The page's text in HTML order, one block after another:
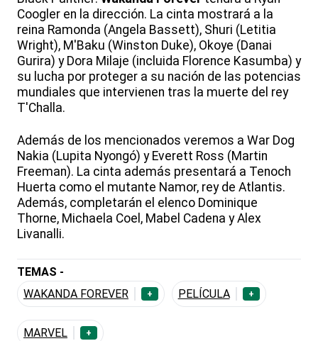
Coogler en la dirección. La cinta mostrará a la
reina Ramonda (Angela Bassett), Shuri (Letitia
Wright), M'Baku (Winston Duke), Okoye (Danai
Gurira) y Dora Milaje (incluida Florence Kasumba) y
su lucha por proteger a su nación de las potencias
mundiales que intervienen tras la muerte del rey
T'Challa.
Además de los mencionados veremos a War Dog
Nakia (Lupita Nyongó) y Everett Ross (Martin
Freeman). La cinta además presentará a Tenoch
Huerta como el mutante Namor, rey de Atlantis.
Además, completarán el elenco Dominique
Thorne, Michaela Coel, Mabel Cadena y Alex
Livanalli.
TEMAS -
WAKANDA FOREVER
+ PELÍCULA +
MARVEL +